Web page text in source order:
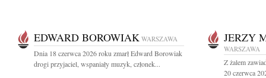
EDWARD BOROWIAK WARSZAWA
Dnia 18 czerwca 2026 roku zmarł Edward Borowiak
drogi przyjaciel, wspaniały muzyk, członek...
JERZY
WARSZAWA
Z żalem
20 czerwca